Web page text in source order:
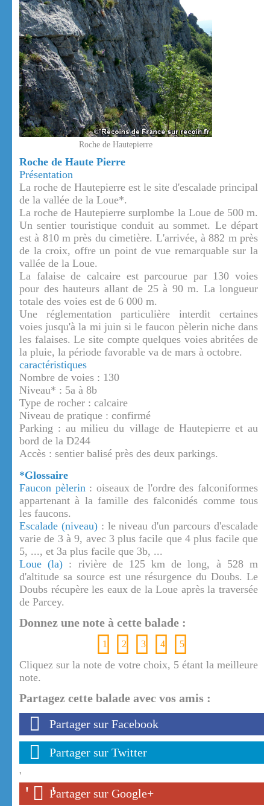
Roche de Hautepierre
Roche de Haute Pierre
Présentation
La roche de Hautepierre est le site d'escalade principal
de la vallée de la Loue*.
La roche de Hautepierre surplombe la Loue de 500 m.
Un sentier touristique conduit au sommet. Le départ
est à 810 m près du cimetière. L'arrivée, à 882 m près
de la croix, offre un point de vue remarquable sur la
vallée de la Loue.
La falaise de calcaire est parcourue par 130 voies
pour des hauteurs allant de 25 à 90 m. La longueur
totale des voies est de 6 000 m.
Une réglementation particulière interdit certaines
voies jusqu'à la mi juin si le faucon pèlerin niche dans
les falaises. Le site compte quelques voies abritées de
la pluie, la période favorable va de mars à octobre.
caractéristiques
Nombre de voies : 130
Niveau* : 5a à 8b
Type de rocher : calcaire
Niveau de pratique : confirmé
Parking : au milieu du village de Hautepierre et au
bord de la D244
Accès : sentier balisé près des deux parkings.
*Glossaire
Faucon pèlerin: oiseaux de l'ordre des falconiformes
appartenant à la famille des falconidés comme tous
les faucons.
Escalade (niveau): le niveau d'un parcours d'escalade
varie de 3 à 9, avec 3 plus facile que 4 plus facile que
5, ..., et 3a plus facile que 3b, ...
Loue (la) : rivière de 125 km de long, à 528 m
d'altitude sa source est une résurgence du Doubs. Le
Doubs récupère les eaux de la Loue après la traversée
de Parcey.
Donnez une note à cette balade :
1 2 3 4 5
Cliquez sur la note de votre choix, 5 étant la meilleure
note.
Partagez cette balade avec vos amis :
Partager sur Facebook
Partager sur Twitter
'
' '
Partager sur Google+